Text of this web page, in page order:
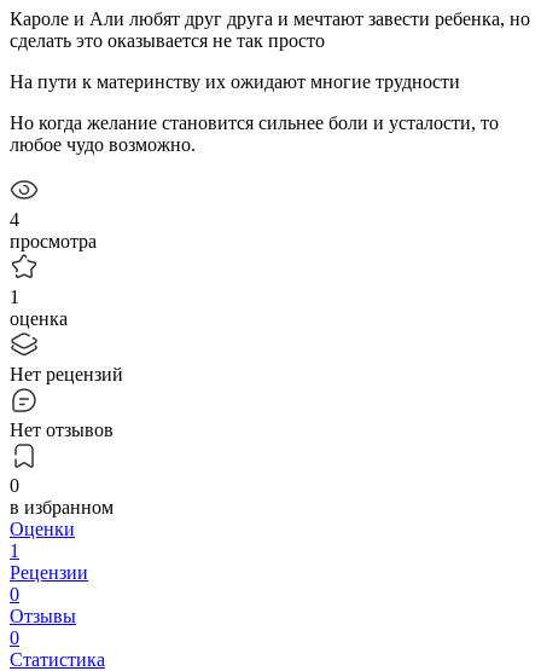
Кароле и Али любят друг друга и мечтают завести ребенка, но
сделать это оказывается не так просто
На пути к материнству их ожидают многие трудности
Но когда желание становится сильнее боли и усталости, то
любое чудо возможно.
4
просмотра
1
оценка
Нет рецензий
Нет отзывов
0
в избранном
Оценки
1
Рецензии
0
Отзывы
0
Статистика